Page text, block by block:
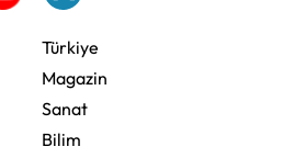
Türkiye
Magazin
Sanat
Bilim